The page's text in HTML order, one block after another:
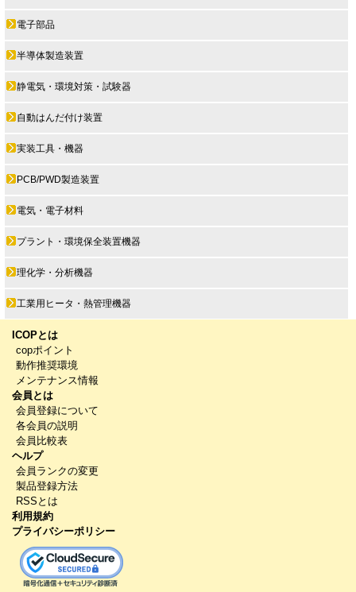
電子部品
半導体製造装置
静電気・環境対策・試験器
自動はんだ付け装置
実装工具・機器
PCB/PWD製造装置
電気・電子材料
プラント・環境保全装置機器
理化学・分析機器
工業用ヒータ・熱管理機器
ICOPとは
copポイント
動作推奨環境
メンテナンス情報
会員とは
会員登録について
各会員の説明
会員比較表
ヘルプ
会員ランクの変更
製品登録方法
RSSとは
利用規約
プライバシーポリシー